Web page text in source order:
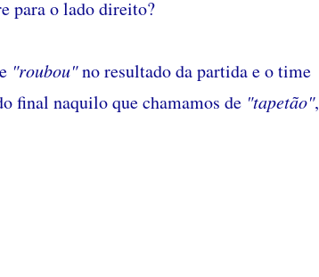
para o lado direito?
"roubou"no resultado da partida e o time
final naquilo que chamamos de "tapetão",